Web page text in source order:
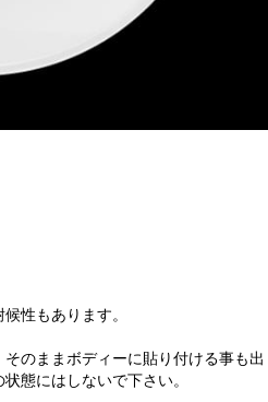
性もあります。
のままボディーに貼り付ける事も出
態にはしないで下さい。